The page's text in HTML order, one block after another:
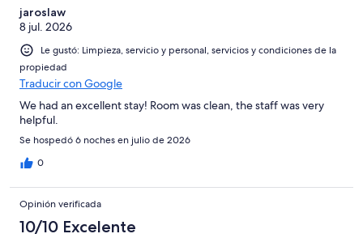
jaroslaw
8 jul. 2026
Le gustó: Limpieza, servicio y personal, servicios y condiciones de la
propiedad
Traducir con Google
We had an excellent stay! Room was clean, the staff was very
helpful.
Se hospedó 6 noches en julio de 2026
0
Opinión verificada
10/10 Excelente